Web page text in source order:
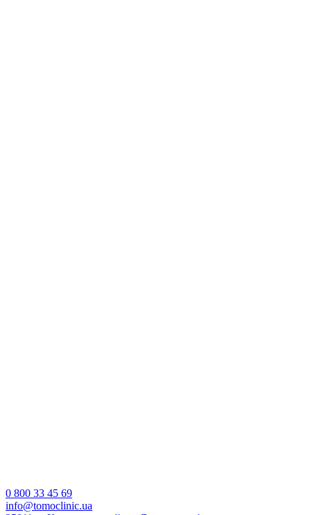
0 800 33 45 69
info@tomoclinic.ua